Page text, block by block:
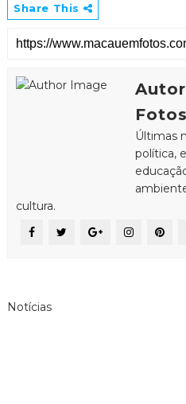
Share This
Fotos
Últimas
política,
cultura.
Notícias